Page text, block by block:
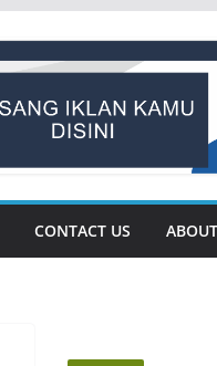
CONTACT US ABOUT